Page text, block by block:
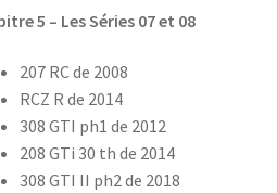
5 – Les Séries 07 et 08
207 RC de 2008
RCZ R de 2014
308 GTI ph1 de 2012
208 GTi 30 th de 2014
308 GTI II ph2 de 2018